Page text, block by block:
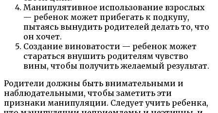
Манипулятивное использование взрослых
— ребенок может прибегать к подкупу,
пытаясь вынудить родителей делать то, что
он хочет.
Создание виноватости — ребенок может
стараться внушить родителям чувство
вины, чтобы получить желаемый результат.
Родители должны быть внимательными и
наблюдательными, чтобы заметить эти
признаки манипуляции. Следует учить ребенка,